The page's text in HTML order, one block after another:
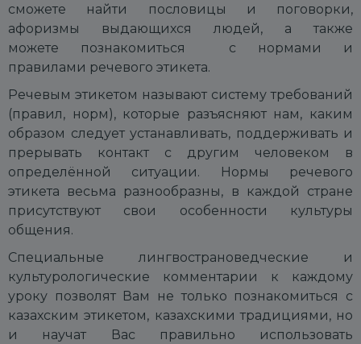
сможете найти пословицы и поговорки,
афоризмы выдающихся людей, а также
можете познакомиться с нормами и
правилами речевого этикета.
Речевым этикетом называют систему требований
(правил, норм), которые разъясняют нам, каким
образом следует устанавливать, поддерживать и
прерывать контакт с другим человеком в
определённой ситуации. Нормы речевого
этикета весьма разнообразны, в каждой стране
присутствуют свои особенности культуры
общения.
Специальные лингвострановедческие и
культурологические комментарии к каждому
уроку позволят Вам не только познакомиться с
казахским этикетом, казахскими традициями, но
и научат Вас правильно использовать